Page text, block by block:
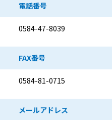
電話番号
0584-47-8039
FAX番号
0584-81-0715
メールアドレス